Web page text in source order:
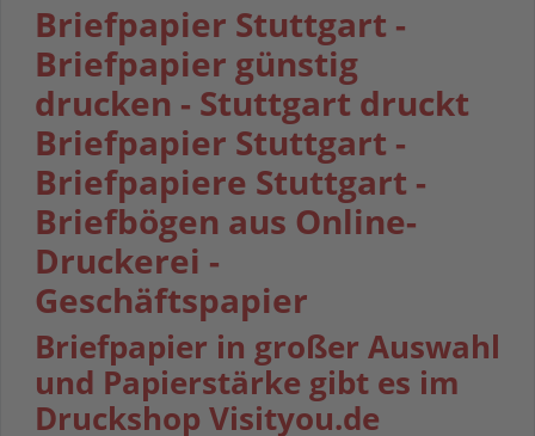
Briefpapier Stuttgart -
Briefpapier günstig
drucken - Stuttgart druckt
Briefpapier Stuttgart -
Briefpapiere Stuttgart -
Briefbögen aus Online-
Druckerei -
Geschäftspapier
Briefpapier in großer Auswahl
und Papierstärke gibt es im
Druckshop Visityou.de